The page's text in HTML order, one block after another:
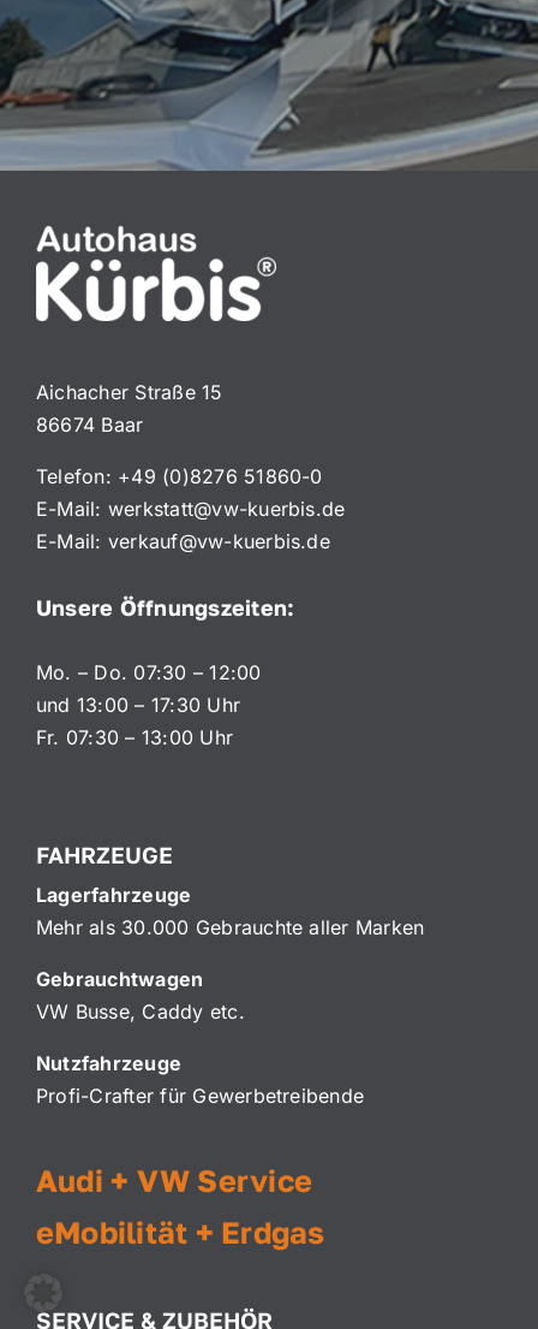
Aichacher Straße 15
86674 Baar
Telefon: +49 (0)8276 51860-0
E-Mail: werkstatt@vw-kuerbis.de
E-Mail: verkauf@vw-kuerbis.de
Unsere Öffnungszeiten:
Mo. – Do. 07:30 – 12:00
und 13:00 – 17:30 Uhr
Fr. 07:30 – 13:00 Uhr
FAHRZEUGE
Lagerfahrzeuge
Mehr als 30.000 Gebrauchte aller Marken
Gebrauchtwagen
VW Busse, Caddy etc.
Nutzfahrzeuge
Profi-Crafter für Gewerbetreibende
Audi + VW Service
eMobilität + Erdgas
SERVICE & ZUBEHÖR